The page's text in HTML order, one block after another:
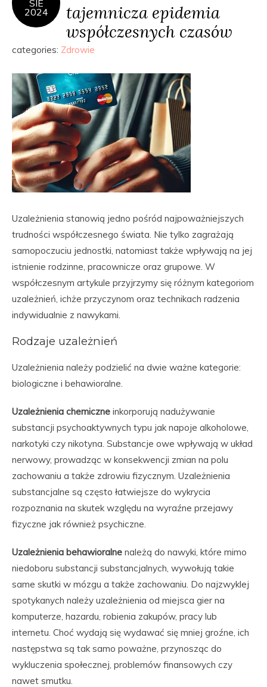
SIE
2024
tajemnicza epidemia
współczesnych czasów
categories: Zdrowie
Uzależnienia stanowią jedno pośród najpoważniejszych
trudności współczesnego świata. Nie tylko zagrażają
samopoczuciu jednostki, natomiast także wpływają na jej
istnienie rodzinne, pracownicze oraz grupowe. W
współczesnym artykule przyjrzymy się różnym kategoriom
uzależnień, ichże przyczynom oraz technikach radzenia
indywidualnie z nawykami.
Rodzaje uzależnień
Uzależnienia należy podzielić na dwie ważne kategorie:
biologiczne i behawioralne.
Uzależnienia chemiczne inkorporują nadużywanie
substancji psychoaktywnych typu jak napoje alkoholowe,
narkotyki czy nikotyna. Substancje owe wpływają w układ
nerwowy, prowadząc w konsekwencji zmian na polu
zachowaniu a także zdrowiu fizycznym. Uzależnienia
substancjalne są często łatwiejsze do wykrycia
rozpoznania na skutek względu na wyraźne przejawy
fizyczne jak również psychiczne.
Uzależnienia behawioralne należą do nawyki, które mimo
niedoboru substancji substancjalnych, wywołują takie
same skutki w mózgu a także zachowaniu. Do najzwyklej
spotykanych należy uzależnienia od miejsca gier na
komputerze, hazardu, robienia zakupów, pracy lub
internetu. Choć wydają się wydawać się mniej groźne, ich
następstwa są tak samo poważne, przynosząc do
wykluczenia społecznej, problemów finansowych czy
nawet smutku.